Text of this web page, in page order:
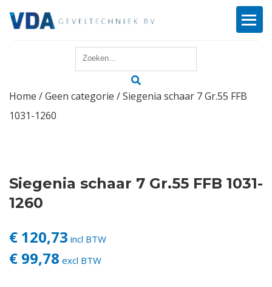
Reparatie
Producten
Offerte
Actueel
Home /Geen categorie / Siegenia schaar 7 Gr.55 FFB
1031-1260
Siegenia schaar 7 Gr.55 FFB 1031-
1260
€ 120,73 incl BTW
€ 99,78 excl BTW